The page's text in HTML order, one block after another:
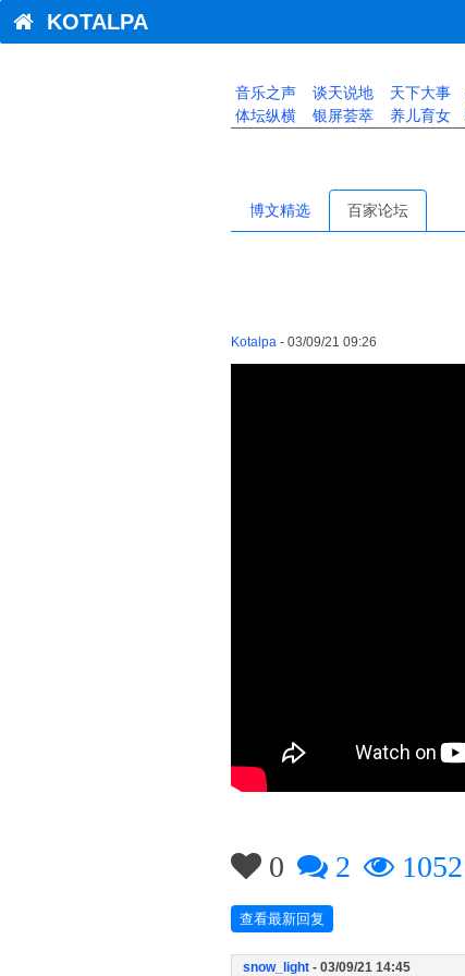
KOTALPA
音乐之声 谈天说地 天下大事
体坛纵横
银屏荟萃 养儿育女
博文精选 百家论坛
Kotalpa - 03/09/21 09:26
0 2 1052
查看最新回复
snow_light - 03/09/21 14:45